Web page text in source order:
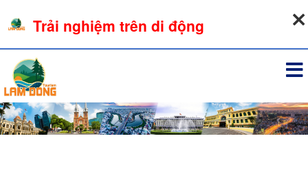
Trải nghiệm trên di động